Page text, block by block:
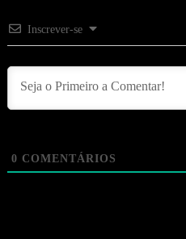
Inscrever-se
0 COMENTÁRIOS